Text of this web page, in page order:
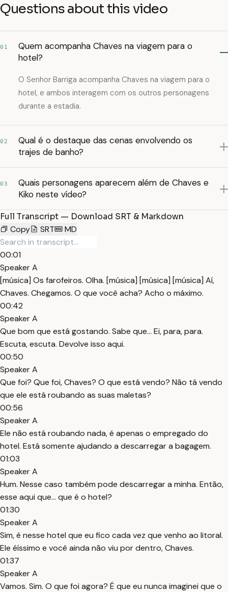
Questions about this video
01
Quem acompanha Chaves na viagem para o
hotel?
O Senhor Barriga acompanha Chaves na viagem para o
hotel, e ambos interagem com os outros personagens
durante a estadia.
02
Qual é o destaque das cenas envolvendo os
trajes de banho?
03
Quais personagens aparecem além de Chaves e
Kiko neste vídeo?
Full Transcript — Download SRT & Markdown
Copy
SRT MD
00:01
Speaker A
[música] Os farofeiros. Olha. [música] [música] [música] Aí,
Chaves. Chegamos. O que você acha? Acho o máximo.
00:42
Speaker A
Que bom que está gostando. Sabe que... Ei, para, para.
Escuta, escuta. Devolve isso aqui.
00:50
Speaker A
Que foi? Que foi, Chaves? O que está vendo? Não tá vendo
que ele está roubando as suas maletas?
00:56
Speaker A
Ele não está roubando nada, é apenas o empregado do
hotel. Está somente ajudando a descarregar a bagagem.
01:03
Speaker A
Hum. Nesse caso também pode descarregar a minha. Então,
esse aqui que... que é o hotel?
01:30
Speaker A
Sim, é nesse hotel que eu fico cada vez que venho ao litoral.
Ele éíssimo e você ainda não viu por dentro, Chaves.
01:37
Speaker A
Vamos. Sim. O que foi agora? É que eu nunca imaginei que o